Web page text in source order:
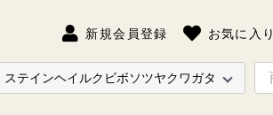
新規会員登録 お気に入り